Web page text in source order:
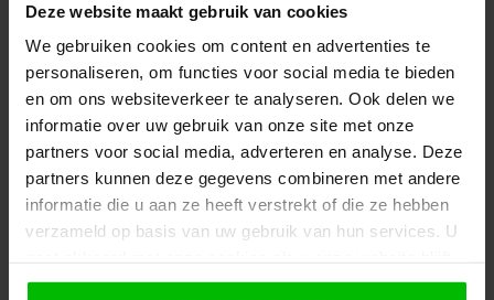
Deze website maakt gebruik van cookies
We gebruiken cookies om content en advertenties te
personaliseren, om functies voor social media te bieden
en om ons websiteverkeer te analyseren. Ook delen we
informatie over uw gebruik van onze site met onze
partners voor social media, adverteren en analyse. Deze
partners kunnen deze gegevens combineren met andere
informatie die u aan ze heeft verstrekt of die ze hebben
verzameld op basis van uw gebruik van hun services. U
gebruiken.
1. Voeg alle gewenste producten toe in de
winkelwagen.
2.Ga naar de “Mijn Winkelwagen” pagina.
3.Rond de bestelling af waarbij je kiest voor
afhalen in de winkel. Vermeld in het
opmerkingen veld de gewenste afhaaldatum.
Let op!
Je krijgt van ons bericht wanneer jouw
bestelling gereed staat om af te halen. Wij